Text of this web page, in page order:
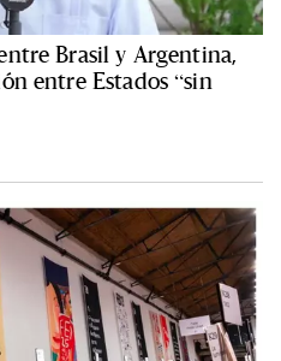
Brasil y Argentina,
entre Estados “sin